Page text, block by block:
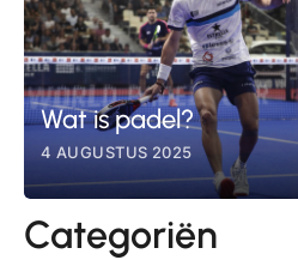
Wat is padel?
4 AUGUSTUS 2025
Categoriën